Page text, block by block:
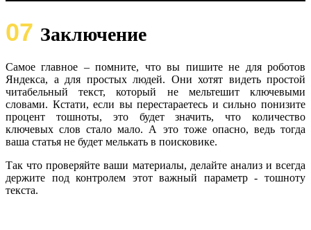
07 Заключение
Самое главное – помните, что вы пишите не для роботов
Яндекса, а для простых людей. Они хотят видеть простой
читабельный текст, который не мельтешит ключевыми
словами. Кстати, если вы перестараетесь и сильно понизите
процент тошноты, это будет значить, что количество
ключевых слов стало мало. А это тоже опасно, ведь тогда
ваша статья не будет мелькать в поисковике.
Так что проверяйте ваши материалы, делайте анализ и всегда
держите под контролем этот важный параметр - тошноту
текста.